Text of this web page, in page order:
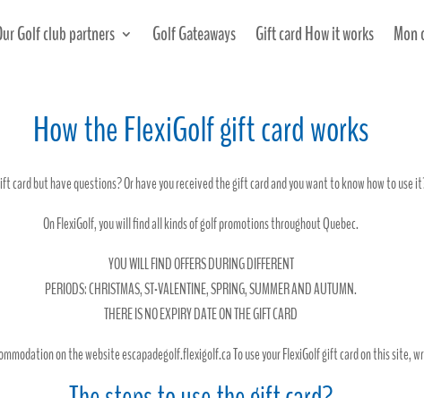
Golf club partners Golf Gateaways Gift card How it works Mon
How the FlexiGolf gift card works
card but have questions? Or have you received the gift card and you want to know how to use
On FlexiGolf, you will find all kinds of golf promotions throughout Quebec.
YOU WILL FIND OFFERS DURING DIFFERENT
PERIODS: CHRISTMAS, ST-VALENTINE, SPRING, SUMMER AND AUTUMN.
THERE IS NO EXPIRY DATE ON THE GIFT CARD
on the website escapadegolf.flexigolf.ca To use your FlexiGolf gift card on this site,